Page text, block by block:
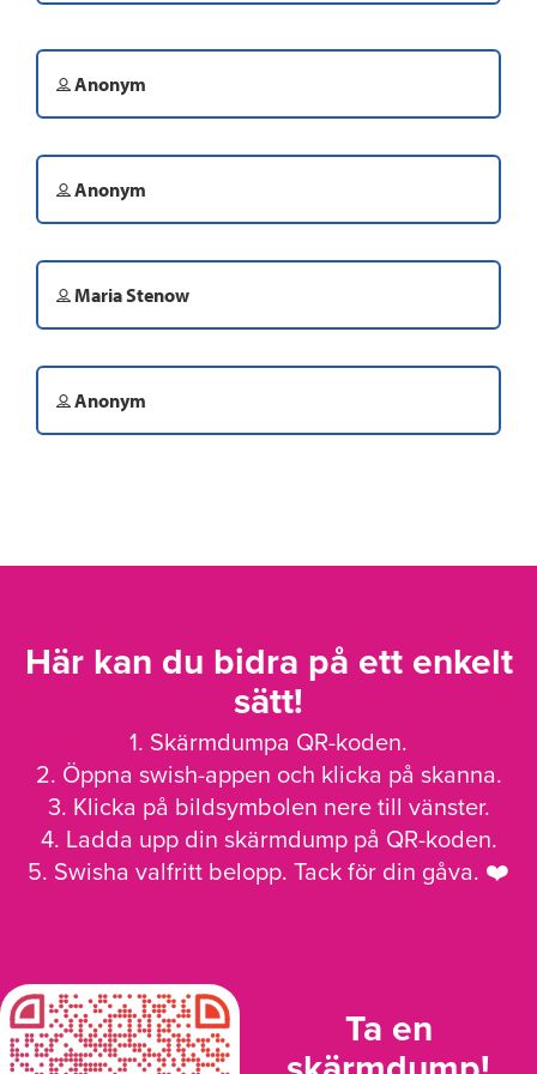
Anonym
Anonym
Maria Stenow
Anonym
Här kan du bidra på ett enkelt
sätt!
1. Skärmdumpa QR-koden.
2. Öppna swish-appen och klicka på skanna.
3. Klicka på bildsymbolen nere till vänster.
4. Ladda upp din skärmdump på QR-koden.
5. Swisha valfritt belopp. Tack för din gåva. ❤️
Ta en